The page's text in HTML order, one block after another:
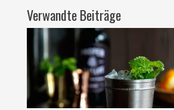
Verwandte Beiträge